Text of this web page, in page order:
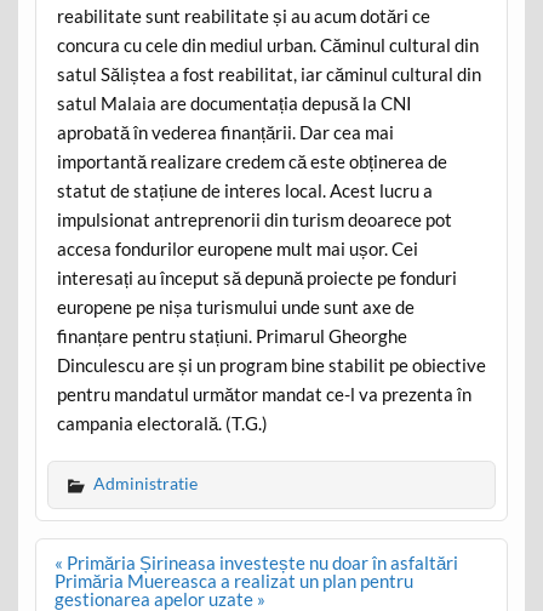
reabilitate sunt reabilitate și au acum dotări ce
concura cu cele din mediul urban. Căminul cultural din
satul Săliștea a fost reabilitat, iar căminul cultural din
satul Malaia are documentația depusă la CNI
aprobată în vederea finanțării. Dar cea mai
importantă realizare credem că este obținerea de
statut de stațiune de interes local. Acest lucru a
impulsionat antreprenorii din turism deoarece pot
accesa fondurilor europene mult mai ușor. Cei
interesați au început să depună proiecte pe fonduri
europene pe nișa turismului unde sunt axe de
finanțare pentru stațiuni. Primarul Gheorghe
Dinculescu are și un program bine stabilit pe obiective
pentru mandatul următor mandat ce-l va prezenta în
campania electorală. (T.G.)
Administratie
Post
navigation
« Primăria Șirineasa investește nu doar în asfaltări
Primăria Muereasca a realizat un plan pentru
gestionarea apelor uzate »